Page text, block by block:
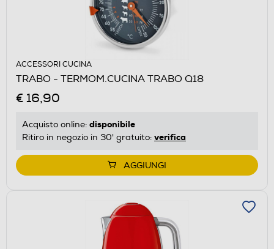
ACCESSORI CUCINA
TRABO - TERMOM.CUCINA TRABO Q18
€ 16,90
Acquisto online: disponibile
Ritiro in negozio in 30' gratuito: verifica
AGGIUNGI